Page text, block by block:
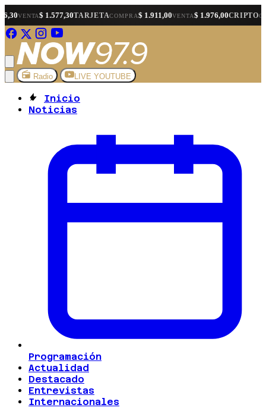
TARJETACOMPRA$ 1.911,00VENTA$ 1.976,00CRIPTOCOMPRA$
Radio LIVE YOUTUBE
Inicio
Noticias
Programación
Actualidad
Destacado
Entrevistas
Internacionales